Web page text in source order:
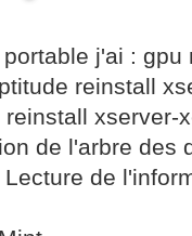
j'ai :
reinstall
xserver-
de l'arbre des
de